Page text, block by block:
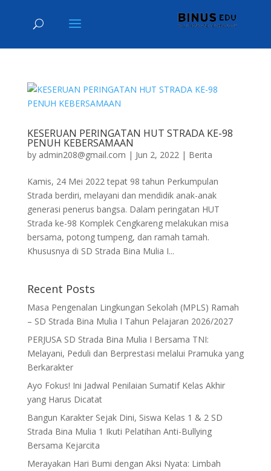
KESERUAN PERINGATAN HUT STRADA KE-98
PENUH KEBERSAMAAN
by admin208@gmail.com | Jun 2, 2022| Berita
Kamis, 24 Mei 2022 tepat 98 tahun Perkumpulan
Strada berdiri, melayani dan mendidik anak-anak
generasi penerus bangsa. Dalam peringatan HUT
Strada ke-98 Komplek Cengkareng melakukan misa
bersama, potong tumpeng, dan ramah tamah.
Khususnya di SD Strada Bina Mulia I...
Recent Posts
Masa Pengenalan Lingkungan Sekolah (MPLS) Ramah
– SD Strada Bina Mulia I Tahun Pelajaran 2026/2027
PERJUSA SD Strada Bina Mulia I Bersama TNI:
Melayani, Peduli dan Berprestasi melalui Pramuka yang
Berkarakter
Ayo Fokus! Ini Jadwal Penilaian Sumatif Kelas Akhir
yang Harus Dicatat
Bangun Karakter Sejak Dini, Siswa Kelas 1 & 2 SD
Strada Bina Mulia 1 Ikuti Pelatihan Anti-Bullying
Bersama Kejarcita
Merayakan Hari Bumi dengan Aksi Nyata: Limbah